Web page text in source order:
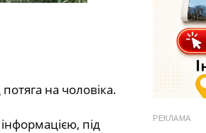
на чоловіка.
під
РЕКЛАМА